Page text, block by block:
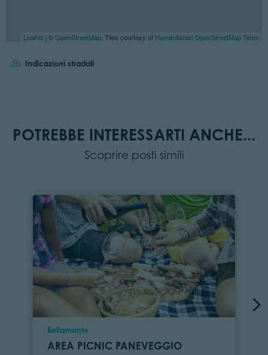
Leaflet | ©OpenStreetMap, Tiles courtesy of Humanitarian OpenStreetMap Team
Indicazioni stradali
POTREBBE INTERESSARTI ANCHE...
Scoprire posti simili
Località
Bellamonte
AREA PICNIC PANEVEGGIO